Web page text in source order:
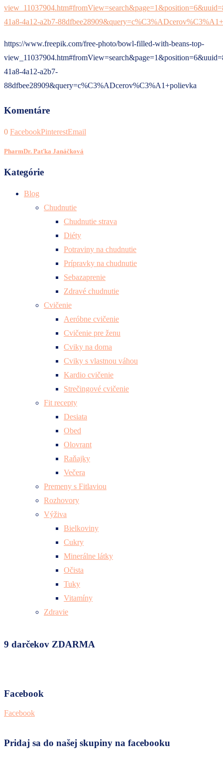
https://www.freepik.com/free-photo/bowl-filled-with-beans-top-
41a8-4a12-a2b7-
88dfbee28909&query=c%C3%ADcerov%C3%A1+polievka
Komentáre
0 FacebookPinterestEmail
PharmDr. Paťka Janáčková
Kategórie
Blog
Chudnutie
Chudnutie strava
Diéty
Potraviny na chudnutie
Prípravky na chudnutie
Sebazaprenie
Zdravé chudnutie
Cvičenie
Aeróbne cvičenie
Cvičenie pre ženu
Cviky na doma
Cviky s vlastnou váhou
Kardio cvičenie
Strečingové cvičenie
Fit recepty
Desiata
Obed
Olovrant
Raňajky
Večera
Premeny s Fitlaviou
Rozhovory
Výživa
Bielkoviny
Cukry
Minerálne látky
Očista
Tuky
Vitamíny
Zdravie
9 darčekov ZDARMA
Facebook
Facebook
Pridaj sa do našej skupiny na facebooku